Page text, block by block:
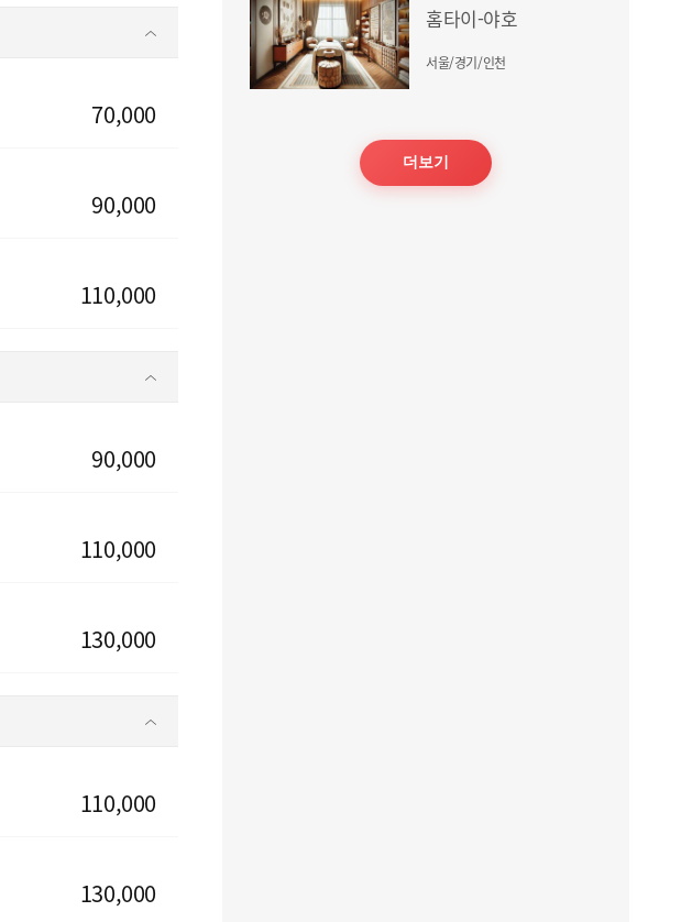
70,000
90,000
110,000
90,000
110,000
130,000
110,000
130,000
홈타이-야호
서울/경기/인천
더보기